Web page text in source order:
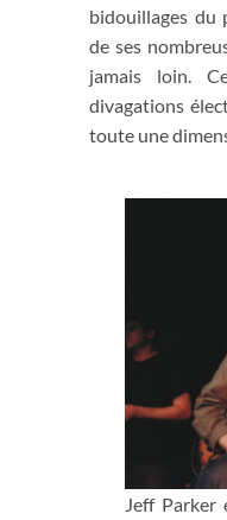
bidouillages du
de ses
jamais loin.
divagations
toute une
Jeff